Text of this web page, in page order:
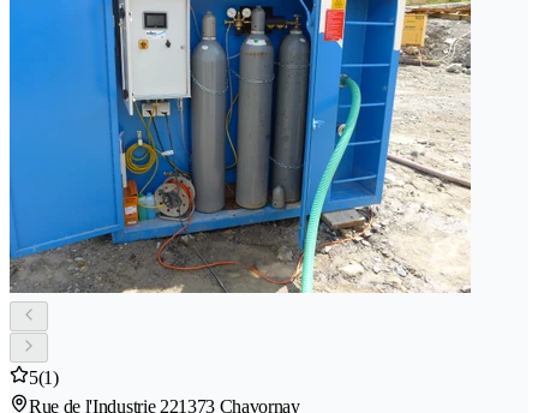
5(1)
Rue de l'Industrie 221373 Chavornay